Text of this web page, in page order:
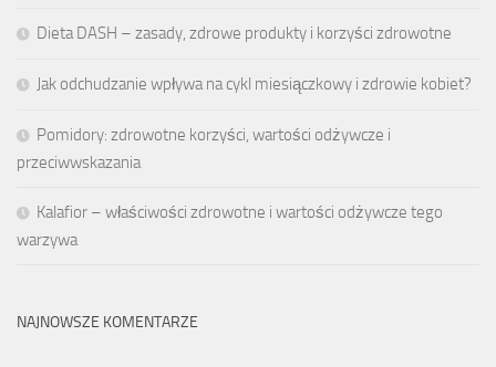
Dieta DASH – zasady, zdrowe produkty i korzyści zdrowotne
Jak odchudzanie wpływa na cykl miesiączkowy i zdrowie kobiet?
Pomidory: zdrowotne korzyści, wartości odżywcze i
przeciwwskazania
Kalafior – właściwości zdrowotne i wartości odżywcze tego
warzywa
NAJNOWSZE KOMENTARZE